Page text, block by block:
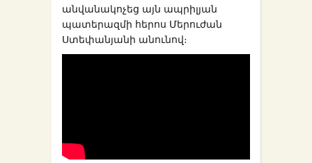
անվանակոչեց այն ապրիլյան
պատերազմի հերոս Մերուժան
Ստեփանյանի անունով։